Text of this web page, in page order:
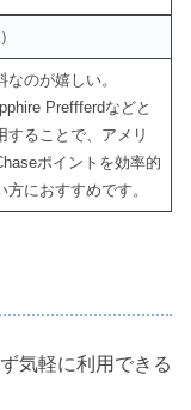
なのが嬉しい。
Preffferdなどと
することで、アメリ
ポイントを効率的
方におすすめです。
気軽に利用できる